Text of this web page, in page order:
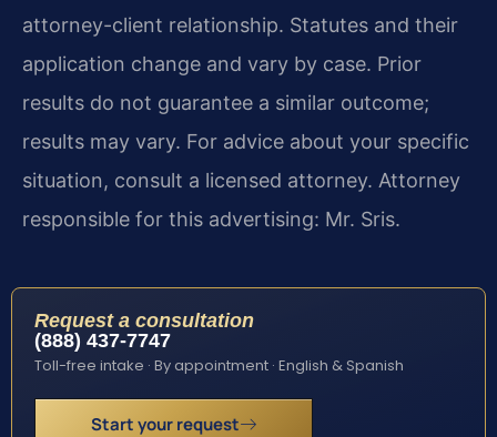
attorney-client relationship. Statutes and their
application change and vary by case. Prior
results do not guarantee a similar outcome;
results may vary. For advice about your specific
situation, consult a licensed attorney. Attorney
responsible for this advertising: Mr. Sris.
Request a consultation
(888) 437-7747
Toll-free intake · By appointment · English & Spanish
Start your request